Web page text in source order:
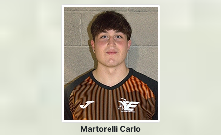
Martorelli Carlo